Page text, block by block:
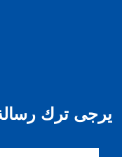
يرجى ترك